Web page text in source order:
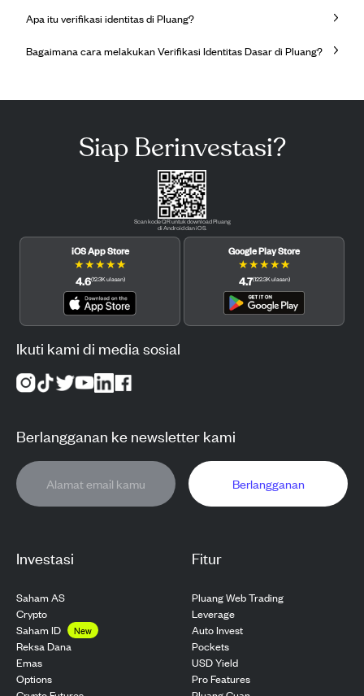
Apa itu verifikasi identitas di Pluang?
Bagaimana cara melakukan Verifikasi Identitas Dasar di Pluang?
Investasi
Saham AS
Crypto
Saham ID
New
Reksa Dana
Emas
Options
Fitur
Pluang Web Trading
Leverage
Auto Invest
Pockets
USD Yield
Pro Features
Siap Berinvestasi?
Scan kode QR untuk download Pluang
di Android dan iOS.
iOS App Store
★★★★★
4.6(12.3Kulasan)
Google Play Store
★★★★★
4.7(122.3Kulasan)
Ikuti kami di media sosial
Berlangganan ke newsletter kami
Berlangganan